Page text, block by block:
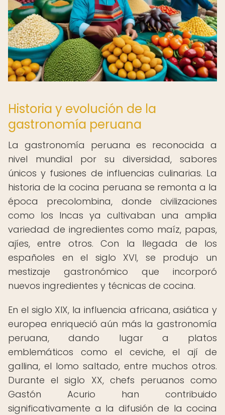
Historia y evolución de la
gastronomía peruana
La gastronomía peruana es reconocida a
nivel mundial por su diversidad, sabores
únicos y fusiones de influencias culinarias. La
historia de la cocina peruana se remonta a la
época precolombina, donde civilizaciones
como los Incas ya cultivaban una amplia
variedad de ingredientes como maíz, papas,
ajíes, entre otros. Con la llegada de los
españoles en el siglo XVI, se produjo un
mestizaje gastronómico que incorporó
nuevos ingredientes y técnicas de cocina.
En el siglo XIX, la influencia africana, asiática y
europea enriqueció aún más la gastronomía
peruana, dando lugar a platos
emblemáticos como el ceviche, el ají de
gallina, el lomo saltado, entre muchos otros.
Durante el siglo XX, chefs peruanos como
Gastón Acurio han contribuido
significativamente a la difusión de la cocina